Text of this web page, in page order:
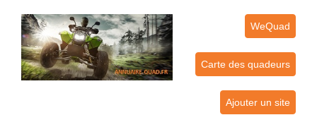
WeQuad
Carte des quadeurs
Ajouter un site